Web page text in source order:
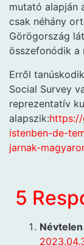
mutató alapján
csak néhány
Görögország
összefonódik a
Erről
Social Survey
reprezentatív
alapszik:
istenben-de-
jarnak-
5
Névtelen